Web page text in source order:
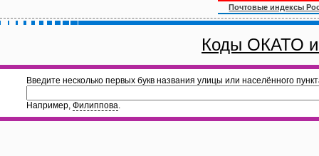
Почтовые индексы
Коды ОКАТО
Введите несколько первых букв названия улицы или населённого
Например, Филиппова.